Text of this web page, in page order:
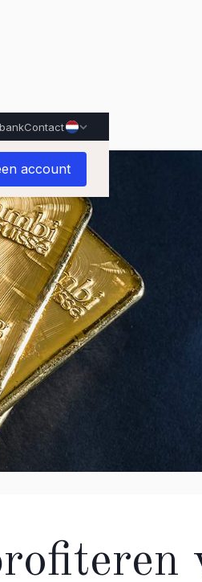
Contact
account